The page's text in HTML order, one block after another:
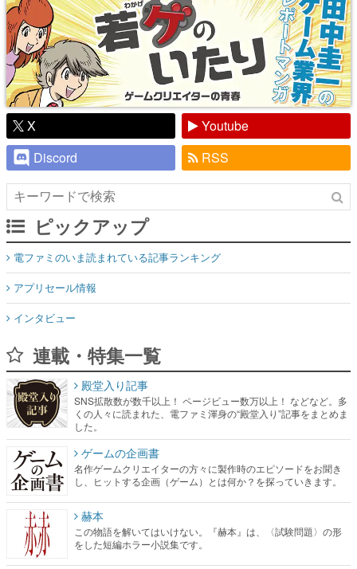
X
Youtube
Discord
RSS
ピックアップ
電ファミのいま読まれている記事ランキング
アプリセール情報
インタビュー
連載・特集一覧
殿堂入り記事
SNS拡散数が数千以上！ ページビュー数万以上！ などなど。多
くの人々に読まれた、電ファミ渾身の“殿堂入り”記事をまとめま
した。
ゲームの企画書
名作ゲームクリエイターの方々に製作時のエピソードをお聞き
し、ヒットする企画（ゲーム）とは何か？を探っていきます。
赫本
この物語を解いてはいけない。『赫本』は、〈試験問題〉の形
をした短編ホラー小説集です。